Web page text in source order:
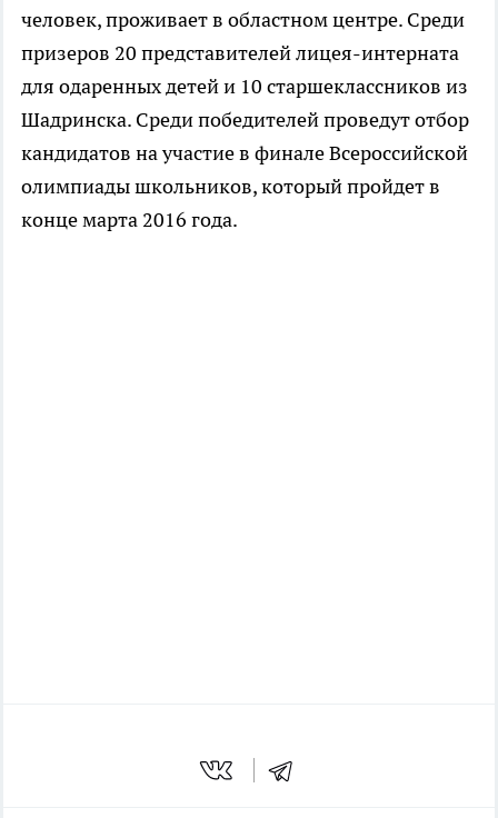
человек, проживает в областном центре. Среди
призеров 20 представителей лицея-интерната
для одаренных детей и 10 старшеклассников из
Шадринска. Среди победителей проведут отбор
кандидатов на участие в финале Всероссийской
олимпиады школьников, который пройдет в
конце марта 2016 года.